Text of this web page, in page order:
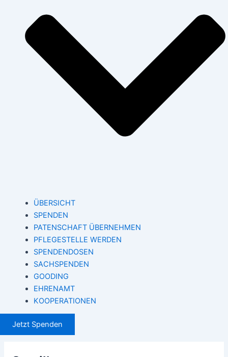
ÜBERSICHT
SPENDEN
PATENSCHAFT ÜBERNEHMEN
PFLEGESTELLE WERDEN
SPENDENDOSEN
SACHSPENDEN
GOODING
EHRENAMT
KOOPERATIONEN
Jetzt Spenden